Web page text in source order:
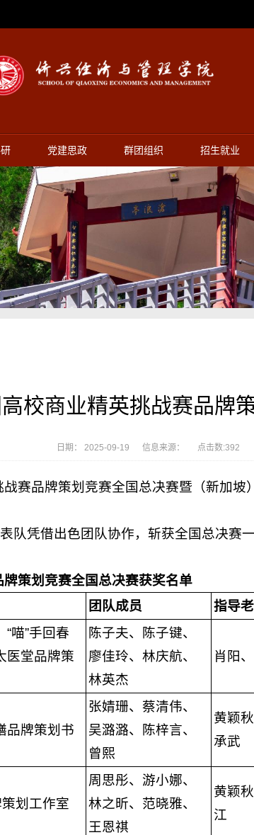
党建思政 群团组织 招生就业
校商业精英挑战赛品牌
日期： 2025-09-19 信息来源： 点击数:392
赛品牌策划竞赛全国总决赛暨（新加
队凭借出色团队协作，斩获全国总决赛
策划竞赛全国总决赛获奖名单
团队成员 指导
“喵”手回春
堂品牌策
陈子夫、陈子键、
廖佳玲、林庆航、
林英杰
肖阳
品牌策划书
张婧珊、蔡清伟、
吴潞潞、陈梓言、
曾熙
黄颖
承武
策划工作室
周思彤、游小娜、
林之昕、范晓雅、
王恩祺
黄颖
江